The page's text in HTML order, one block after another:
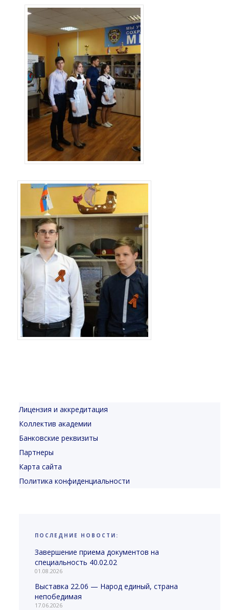
Лицензия и аккредитация
Коллектив академии
Банковские реквизиты
Партнеры
Карта сайта
Политика конфиденциальности
ПОСЛЕДНИЕ НОВОСТИ:
Завершение приема документов на
специальность 40.02.02
01.08.2026
Выставка 22.06 — Народ единый, страна
непобедимая
17.06.2026